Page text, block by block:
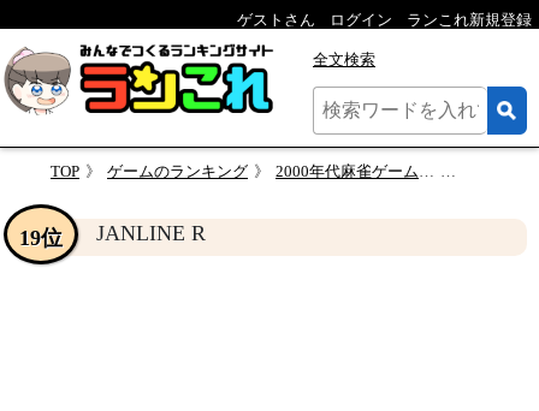
ゲストさん ログイン ランこれ新規登録
全文検索
TOP ゲームのランキング 2000年代麻雀ゲーム総選挙！人気作品ランキング・人気投票
JANLINE R
19位